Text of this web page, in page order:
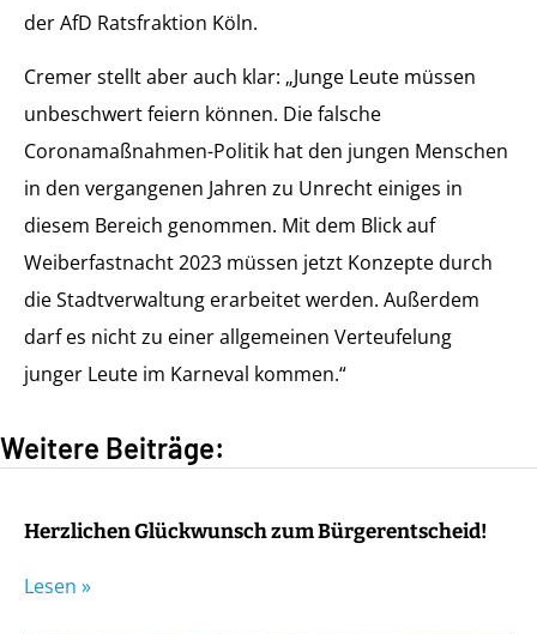
der AfD Ratsfraktion Köln.
Cremer stellt aber auch klar: „Junge Leute müssen
unbeschwert feiern können. Die falsche
Coronamaßnahmen-Politik hat den jungen Menschen
in den vergangenen Jahren zu Unrecht einiges in
diesem Bereich genommen. Mit dem Blick auf
Weiberfastnacht 2023 müssen jetzt Konzepte durch
die Stadtverwaltung erarbeitet werden. Außerdem
darf es nicht zu einer allgemeinen Verteufelung
junger Leute im Karneval kommen.“
Weitere Beiträge:
Herzlichen Glückwunsch zum Bürgerentscheid!
Lesen »